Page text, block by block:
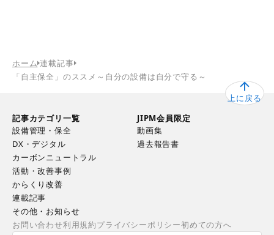
ホーム 連載記事
「自主保全」のススメ～自分の設備は自分で守る～
上に戻る
記事カテゴリ一覧
設備管理・保全
DX・デジタル
カーボンニュートラル
活動・改善事例
からくり改善
連載記事
その他・お知らせ
JIPM会員限定
動画集
過去報告書
お問い合わせ利用規約プライバシーポリシー初めての方へ